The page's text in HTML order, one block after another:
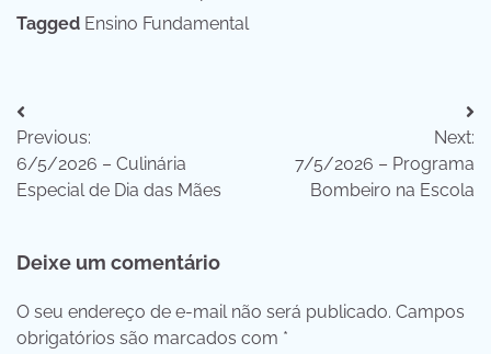
Tagged Ensino Fundamental
Navegação
de
Post
Previous:
6/5/2026 – Culinária
Especial de Dia das Mães
Next:
7/5/2026 – Programa
Bombeiro na Escola
Deixe um comentário
O seu endereço de e-mail não será publicado. Campos
obrigatórios são marcados com *